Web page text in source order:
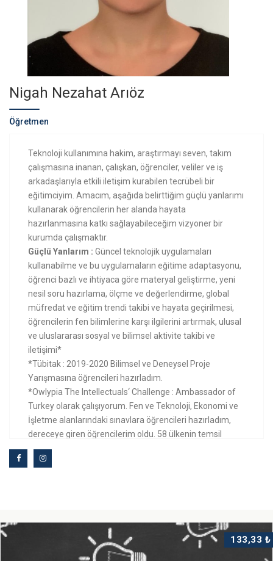
Nigah Nezahat Arıöz
Öğretmen
Teknoloji kullanımına hakim, araştırmayı seven, takım
çalışmasına inanan, çalışkan, öğrenciler, veliler ve iş
arkadaşlarıyla etkili iletişim kurabilen tecrübeli bir
eğitimciyim. Amacım, aşağıda belirttiğim güçlü yanlarımı
kullanarak öğrencilerin her alanda hayata
hazırlanmasına katkı sağlayabileceğim vizyoner bir
kurumda çalışmaktır.
Güçlü Yanlarım : Güncel teknolojik uygulamaları
kullanabilme ve bu uygulamaların eğitime adaptasyonu,
öğrenci bazlı ve ihtiyaca göre materyal geliştirme, yeni
nesil soru hazırlama, ölçme ve değerlendirme, global
müfredat ve eğitim trendi takibi ve hayata geçirilmesi,
öğrencilerin fen bilimlerine karşı ilgilerini artırmak, ulusal
ve uluslararası sosyal ve bilimsel aktivite takibi ve
iletişimi*
*Tübitak : 2019-2020 Bilimsel ve Deneysel Proje
Yarışmasına öğrencileri hazırladım.
*Owlypia The Intellectuals‘ Challenge : Ambassador of
Turkey olarak çalışıyorum. Fen ve Teknoloji, Ekonomi ve
İşletme alanlarındaki sınavlara öğrencileri hazırladım,
dereceye giren öğrencilerim oldu. 58 ülkenin temsil
edildiği ve Cambridge Üniversitesinde düzenlenecek
olarak uluslararası finallere 8 öğrencim katılma hakkı
133,33 ₺